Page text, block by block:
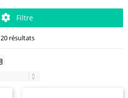
Filtre
20 résultats